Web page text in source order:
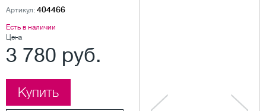
Артикул: 404466
Есть в наличии
Цена
3 780 руб.
Купить